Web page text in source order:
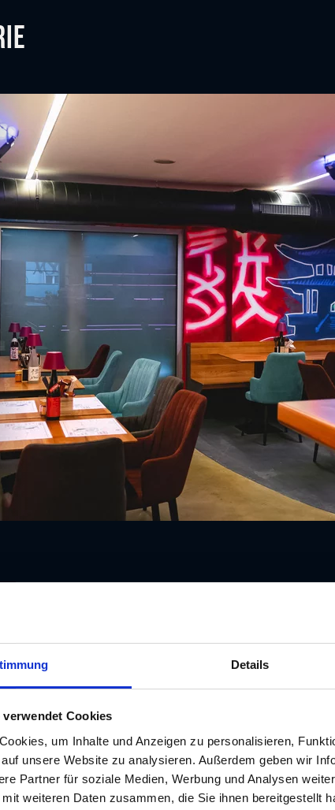
Details
verwendet Cookies
um Inhalte und Anzeigen zu personalisieren,
unsere Website zu analysieren. Außerdem geben wir
Partner für soziale Medien, Werbung und Analysen
weiteren Daten zusammen, die Sie ihnen bereitgestellt
Adresse
Telefon
+43/